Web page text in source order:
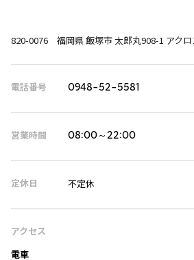
820-0076 福岡県 飯塚市 太郎丸908-1 アク
電話番号 0948-52-5581
営業時間 08:00～22:00
定休日 不定休
アクセス
電車